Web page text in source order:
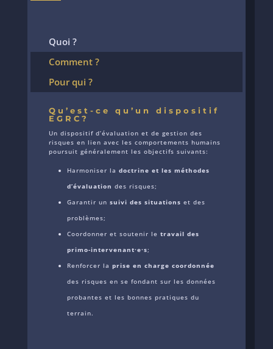
Quoi ?
Comment ?
Pour qui ?
Qu’est-ce qu’un dispositif
EGRC?
Un dispositif d’évaluation et de gestion des
risques en lien avec les comportements humains
poursuit généralement les objectifs suivants:
Harmoniser la doctrine et les méthodes
d’évaluation des risques;
Garantir un suivi des situations et des
problèmes;
Coordonner et soutenir le travail des
primo-intervenant·e·s;
Renforcer la prise en charge coordonnée
des risques en se fondant sur les données
probantes et les bonnes pratiques du
terrain.